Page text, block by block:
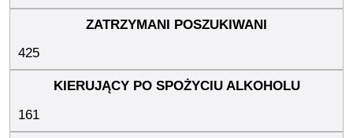
425
161